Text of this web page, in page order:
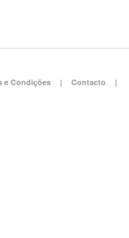
e Condições | Contacto |